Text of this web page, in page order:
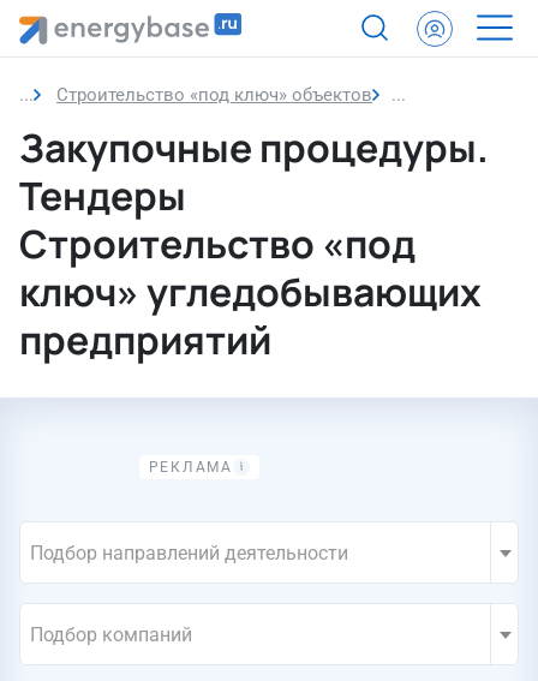
Строительство «под ключ» объектов Строительство
Закупочные процедуры.
Тендеры
Строительство «под
ключ» угледобывающих
предприятий
Подбор направлений деятельности
Подбор компаний